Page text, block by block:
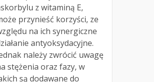
z witaminą E,
przynieść korzyści, ze
na ich synergiczne
antyoksydacyjne.
należy zwrócić uwagę
stężenia oraz fazy, w
są dodawane do